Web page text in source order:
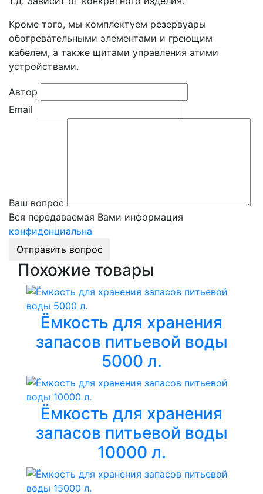
Кроме того, мы комплектуем резервуары
обогревательными элементами и греющим
кабелем, а также щитами управления этими
устройствами.
Автор
Email
Ваш вопрос
Вся передаваемая Вами информация
конфиденциальна
Отправить вопрос
Похожие товары
Ёмкость для хранения
запасов питьевой воды
5000 л.
Ёмкость для хранения
запасов питьевой воды
10000 л.